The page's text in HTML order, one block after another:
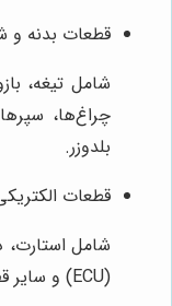
قطعات بدنه و
شامل تیغه،
چراغ‌ها،
بلدوزر.
قطعات
شامل استارت،
(ECU) و سایر قطعات مربوط به سیستم الکتریکی بلدوزر.